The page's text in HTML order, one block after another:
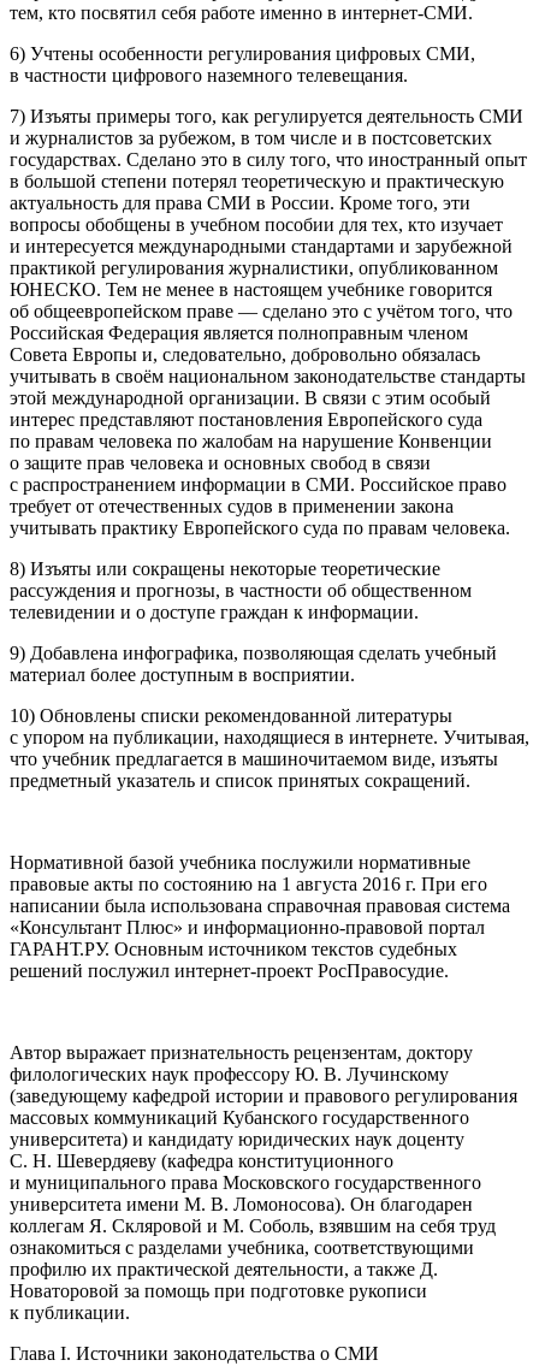
тем, кто посвятил себя работе именно в интернет-СМИ.
6) Учтены особенности регулирования цифровых СМИ,
в частности цифрового наземного телевещания.
7) Изъяты примеры того, как регулируется деятельность СМИ
и журналистов за рубежом, в том числе и в постсоветских
государствах. Сделано это в силу того, что иностранный опыт
в большой степени потерял теоретическую и практическую
актуальность для права СМИ в России. Кроме того, эти
вопросы обобщены в учебном пособии для тех, кто изучает
и интересуется международными стандартами и зарубежной
практикой регулирования журналистики, опубликованном
ЮНЕСКО. Тем не менее в настоящем учебнике говорится
об общеевропейском праве — сделано это с учётом того, что
Российская Федерация является полноправным членом
Совета Европы и, следовательно, добровольно обязалась
учитывать в своём национальном законодательстве стандарты
этой международной организации. В связи с этим особый
интерес представляют постановления Европейского суда
по правам человека по жалобам на нарушение Конвенции
о защите прав человека и основных свобод в связи
с распространением информации в СМИ. Российское право
требует от отечественных судов в применении закона
учитывать практику Европейского суда по правам человека.
8) Изъяты или сокращены некоторые теоретические
рассуждения и прогнозы, в частности об общественном
телевидении и о доступе граждан к информации.
9) Добавлена инфографика, позволяющая сделать учебный
материал более доступным в восприятии.
10) Обновлены списки рекомендованной литературы
с упором на публикации, находящиеся в интернете. Учитывая,
что учебник предлагается в машиночитаемом виде, изъяты
предметный указатель и список принятых сокращений.
Нормативной базой учебника послужили нормативные
правовые акты по состоянию на 1 августа 2016 г. При его
написании была использована справочная правовая система
«Консультант Плюс» и информационно-правовой портал
ГАРАНТ.РУ. Основным источником текстов судебных
решений послужил интернет-проект РосПравосудие.
Автор выражает признательность рецензентам, доктору
филологических наук профессору Ю. В. Лучинскому
(заведующему кафедрой истории и правового регулирования
массовых коммуникаций Кубанского государственного
университета) и кандидату юридических наук доценту
С. Н. Шевердяеву (кафедра конституционного
и муниципального права Московского государственного
университета имени М. В. Ломоносова). Он благодарен
коллегам Я. Скляровой и М. Соболь, взявшим на себя труд
ознакомиться с разделами учебника, соответствующими
профилю их практической деятельности, а также Д.
Новаторовой за помощь при подготовке рукописи
к публикации.
Глава I. Источники законодательства о СМИ